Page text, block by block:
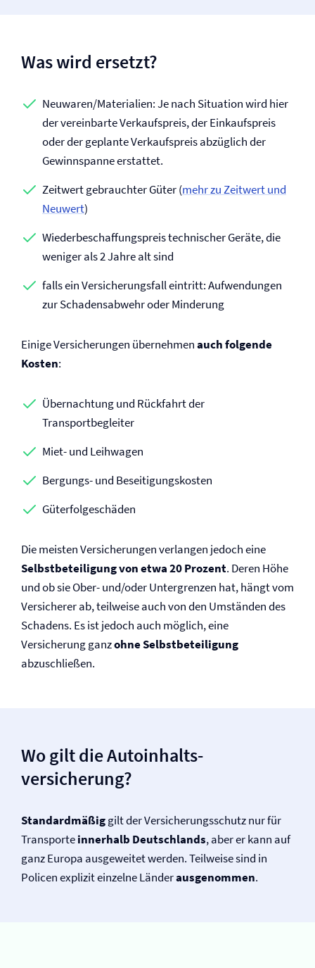
Was wird ersetzt?
Neuwaren/Materialien: Je nach Situation wird hier
der vereinbarte Verkaufspreis, der Einkaufspreis
oder der geplante Verkaufspreis abzüglich der
Gewinnspanne erstattet.
Zeitwert gebrauchter Güter (mehr zu Zeitwert und
Neuwert)
Wiederbeschaffungspreis technischer Geräte, die
weniger als 2 Jahre alt sind
falls ein Versicherungsfall eintritt: Aufwendungen
zur Schadensabwehr oder Minderung
Einige Versicherungen übernehmenauch folgende
Kosten:
Übernachtung und Rückfahrt der
Transportbegleiter
Miet- und Leihwagen
Bergungs- und Beseitigungskosten
Güterfolgeschäden
Die meisten Versicherungen verlangen jedoch eine
Selbst­beteiligung von etwa 20 Prozent. Deren Höhe
und ob sie Ober- und/oder Untergrenzen hat, hängt vom
Versicherer ab, teilweise auch von den Umständen des
Schadens. Es ist jedoch auch möglich, eine
Versicherung ganzohne Selbst­beteiligung
abzuschließen.
Wo gilt die Autoinhalts­
versicherung?
Standardmäßiggilt der Versicherungsschutz nur für
Transporteinnerhalb Deutschlands, aber er kann auf
ganz Europa ausgeweitet werden. Teilweise sind in
Policen explizit einzelne Länderausgenommen.